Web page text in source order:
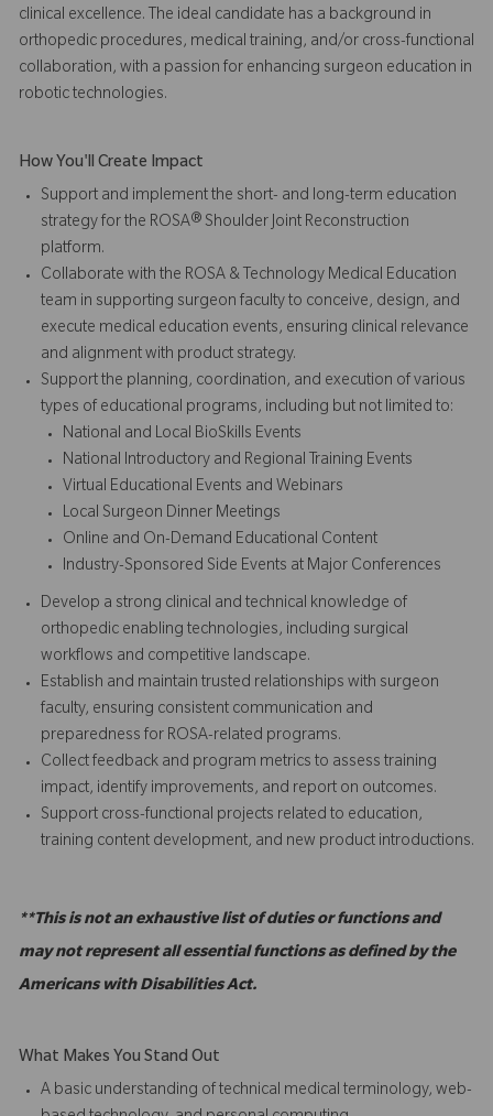
clinical excellence. The ideal candidate has a background in
orthopedic procedures, medical training, and/or cross-functional
collaboration, with a passion for enhancing surgeon education in
robotic technologies.
How You'll Create Impact
Support and implement the short- and long-term education
strategy for the ROSA® Shoulder Joint Reconstruction
platform.
Collaborate with the ROSA & Technology Medical Education
team in supporting surgeon faculty to conceive, design, and
execute medical education events, ensuring clinical relevance
and alignment with product strategy.
Support the planning, coordination, and execution of various
types of educational programs, including but not limited to:
National and Local BioSkills Events
National Introductory and Regional Training Events
Virtual Educational Events and Webinars
Local Surgeon Dinner Meetings
Online and On-Demand Educational Content
Industry-Sponsored Side Events at Major Conferences
Develop a strong clinical and technical knowledge of
orthopedic enabling technologies, including surgical
workflows and competitive landscape.
Establish and maintain trusted relationships with surgeon
faculty, ensuring consistent communication and
preparedness for ROSA-related programs.
Collect feedback and program metrics to assess training
impact, identify improvements, and report on outcomes.
Support cross-functional projects related to education,
training content development, and new product introductions.
**This is not an exhaustive list of duties or functions and
may not represent all essential functions as defined by the
Americans with Disabilities Act.
What Makes You Stand Out
A basic understanding of technical medical terminology, web-